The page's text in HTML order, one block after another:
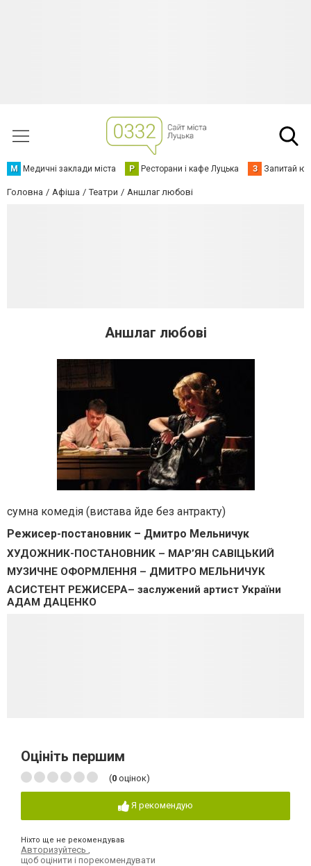
М Медичні заклади міста Р Ресторани і кафе Луцька З Запитай
Головна Афіша Театри Аншлаг любові
Аншлаг любові
сумна комедія (вистава йде без антракту)
Режисер-постановник – Дмитро Мельничук
ХУДОЖНИК-ПОСТАНОВНИК – МАР’ЯН САВІЦЬКИЙ
МУЗИЧНЕ ОФОРМЛЕННЯ – ДМИТРО МЕЛЬНИЧУК
АСИСТЕНТ РЕЖИСЕРА– заслужений артист України
АДАМ ДАЦЕНКО
Оцініть першим
(0 оцінок)
Я рекомендую
Ніхто ще не рекомендував
Авторизуйтесь
щоб оцінити і порекомендувати